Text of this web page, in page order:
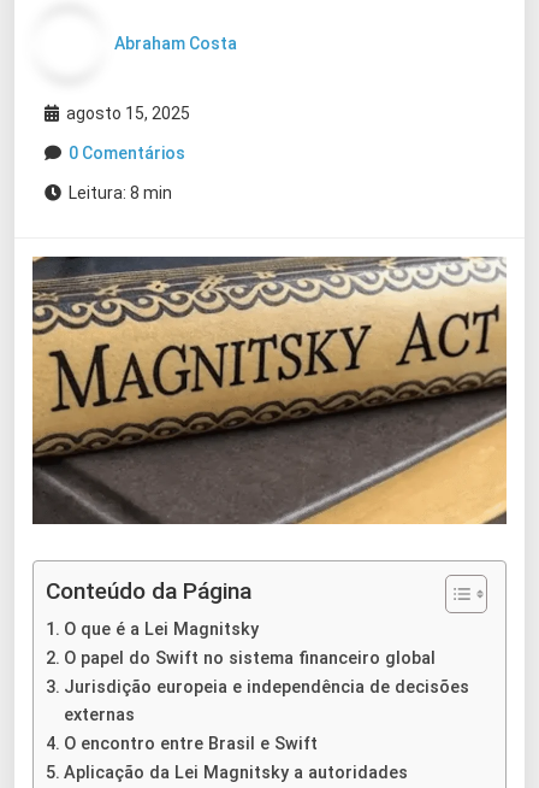
Abraham Costa
agosto 15, 2025
0 Comentários
Leitura: 8 min
Conteúdo da Página
O que é a Lei Magnitsky
O papel do Swift no sistema financeiro global
Jurisdição europeia e independência de decisões
externas
O encontro entre Brasil e Swift
Aplicação da Lei Magnitsky a autoridades